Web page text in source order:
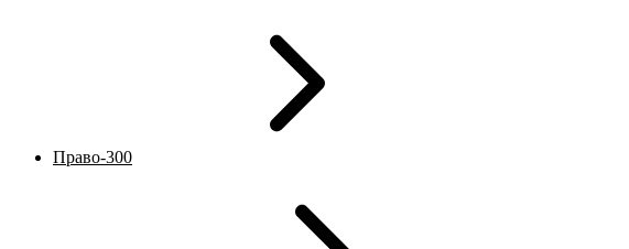
Право-300